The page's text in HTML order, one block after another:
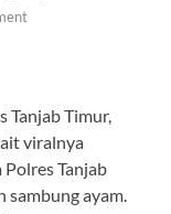
Tanjab Timur,
viralnya
Tanjab
sambung ayam.